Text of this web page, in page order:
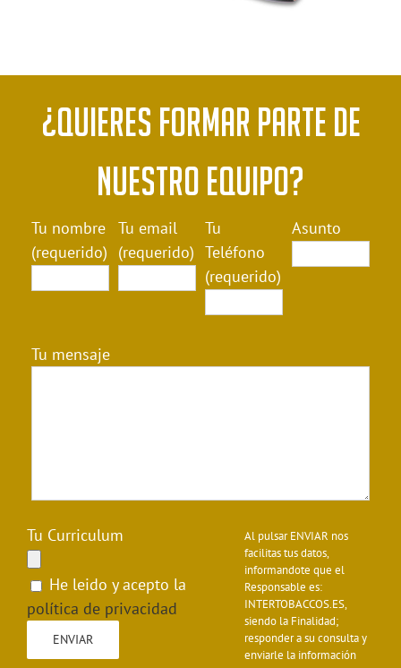
¿Quieres formar parte de
nuestro equipo?
Tu nombre
(requerido)
Tu email
(requerido)
Tu
Teléfono
(requerido)
Asunto
Tu mensaje
Tu Curriculum
He leido y acepto la
política de privacidad
Al pulsar ENVIAR nos
facilitas tus datos,
informandote que el
Responsable es:
INTERTOBACCOS.ES,
siendo la Finalidad;
responder a su consulta y
enviarle la información